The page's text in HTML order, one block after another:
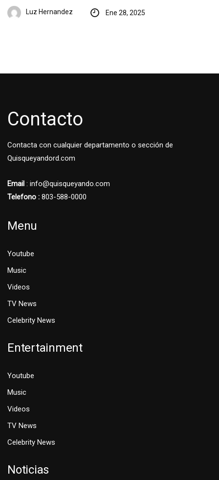
Luz Hernandez Ene 28, 2025
Contacto
Contacta con cualquier departamento o sección de
Quisqueyandord.com
Email : info@quisqueyando.com
Telefono : 803-588-0000
Menu
Youtube
Music
Videos
TV News
Celebrity News
Entertainment
Youtube
Music
Videos
TV News
Celebrity News
Noticias